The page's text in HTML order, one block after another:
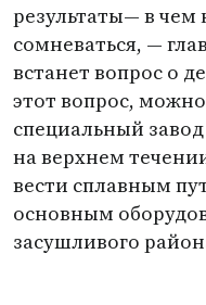
результаты— в чем
сомневаться, —
встанет вопрос о
этот вопрос,
специальный
на верхнем
вести сплавным
основным
засушливого